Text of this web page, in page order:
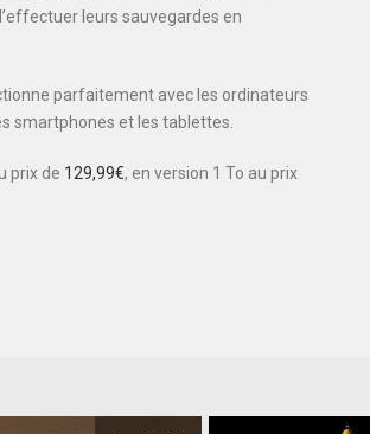
leurs sauvegardes en
parfaitement avec les ordinateurs
smartphones et les tablettes.
prix de 129,99€, en version 1 To au prix